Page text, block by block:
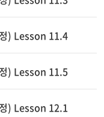
) Lesson 11.4
) Lesson 11.5
) Lesson 12.1